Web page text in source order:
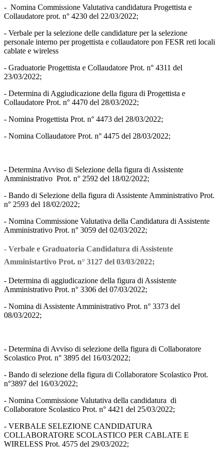
- Nomina Commissione Valutativa candidatura Progettista e
Collaudatore prot. n° 4230 del 22/03/2022;
- Verbale per la selezione delle candidature per la selezione
personale interno per progettista e collaudatore pon FESR reti locali
cablate e wireless
- Graduatorie Progettista e Collaudatore Prot. n° 4311 del
23/03/2022;
- Determina di Aggiudicazione della figura di Progettista e
Collaudatore Prot. n° 4470 del 28/03/2022;
- Nomina Progettista Prot. n° 4473 del 28/03/2022;
- Nomina Collaudatore Prot. n° 4475 del 28/03/2022;
- Determina Avviso di Selezione della figura di Assistente
Amministrativo Prot. n° 2592 del 18/02/2022;
- Bando di Selezione della figura di Assistente Amministrativo Prot.
n° 2593 del 18/02/2022;
- Nomina Commissione Valutativa della Candidatura di Assistente
Amministrativo Prot. n° 3059 del 02/03/2022;
- Verbale e Graduatoria Candidatura di Assistente
Amministartivo Prot. n° 3127 del 03/03/2022;
- Determina di aggiudicazione della figura di Assistente
Amministrativo Prot. n° 3306 del 07/03/2022;
- Nomina di Assistente Amministrativo Prot. n° 3373 del
08/03/2022;
- Determina di Avviso di selezione della figura di Collaboratore
Scolastico Prot. n° 3895 del 16/03/2022;
- Bando di selezione della figura di Collaboratore Scolastico Prot.
n°3897 del 16/03/2022;
- Nomina Commissione Valutativa della candidatura di
Collaboratore Scolastico Prot. n° 4421 del 25/03/2022;
- VERBALE SELEZIONE CANDIDATURA
COLLABORATORE SCOLASTICO PER CABLATE E
WIRELESS Prot. 4575 del 29/03/2022;